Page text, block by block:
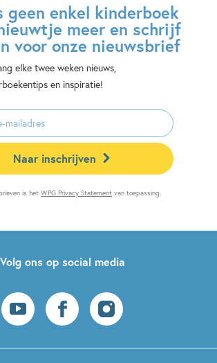
geen enkel kinderboek
meer en schrijf
voor onze nieuwsbrief
elke twee weken nieuws,
en inspiratie!
Naar inschrijven
is hetWPG Privacy Statement van toepassing.
Volg ons op social media